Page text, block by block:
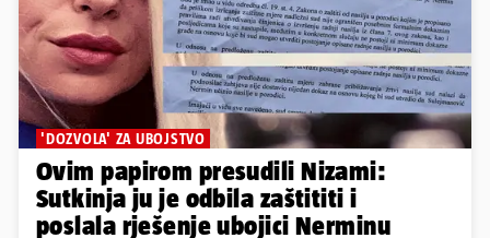
'DOZVOLA' ZA UBOJSTVO
Ovim papirom presudili Nizami:
Sutkinja ju je odbila zaštititi i
poslala rješenje ubojici Nerminu